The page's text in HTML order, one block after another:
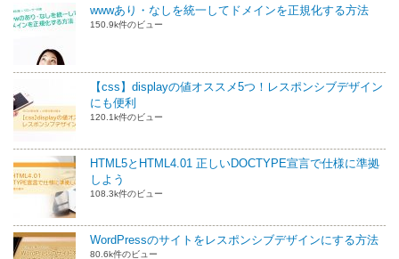
wwwあり・なしを統一してドメインを正規化する方法
150.9k件のビュー
【css】displayの値オススメ5つ！レスポンシブデザイン
にも便利
120.1k件のビュー
HTML5とHTML4.01 正しいDOCTYPE宣言で仕様に準拠
しよう
108.3k件のビュー
WordPressのサイトをレスポンシブデザインにする方法
80.6k件のビュー